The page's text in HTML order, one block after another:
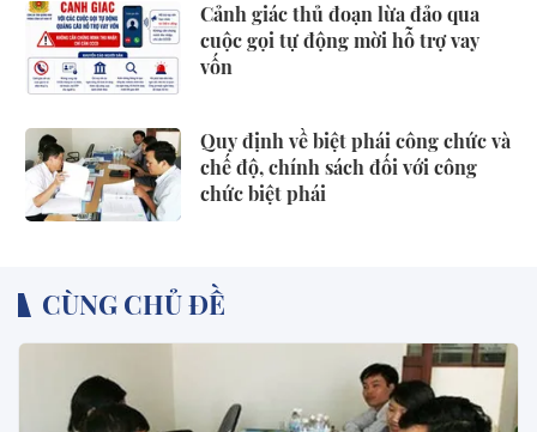
Cảnh giác thủ đoạn lừa đảo qua
cuộc gọi tự động mời hỗ trợ vay
vốn
Quy định về biệt phái công chức và
chế độ, chính sách đối với công
chức biệt phái
CÙNG CHỦ ĐỀ